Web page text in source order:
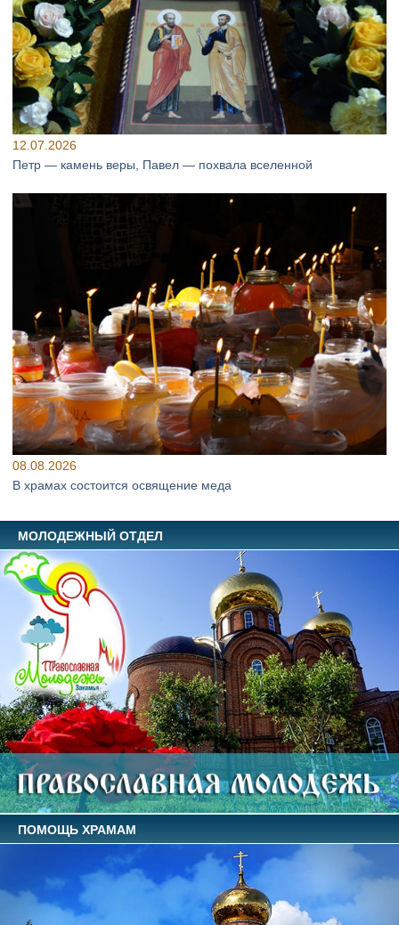
12.07.2026
Петр — камень веры, Павел — похвала вселенной
08.08.2026
В храмах состоится освящение меда
МОЛОДЕЖНЫЙ ОТДЕЛ
ПОМОЩЬ ХРАМАМ